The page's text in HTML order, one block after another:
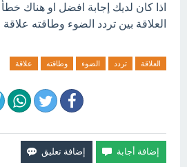
اذا كان لديك إجابة افضل او هناك
العلاقة بين تردد الضوء وطاقته علاقة
العلاقة تردد الضوء وطاقته علاقة